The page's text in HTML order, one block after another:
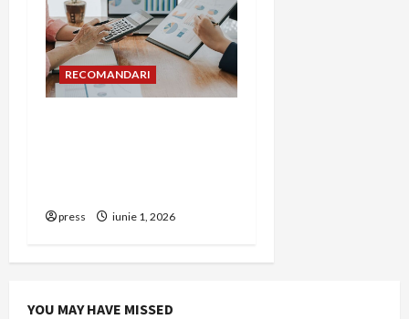
RECOMANDARI
press iunie 1, 2026
YOU MAY HAVE MISSED